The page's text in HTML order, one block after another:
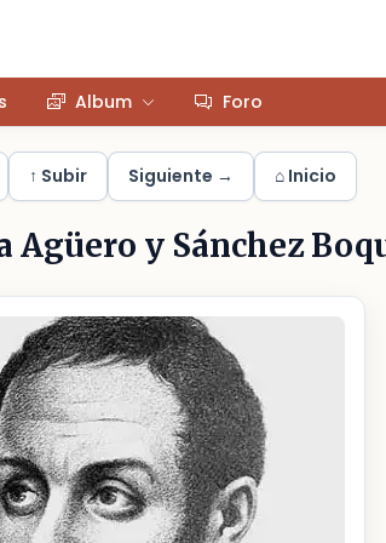
Album Foro
↑ Subir Siguiente → ⌂ Inicio
Agüero y Sánchez